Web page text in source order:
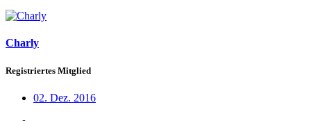
Charly
Registriertes Mitglied
02. Dez. 2016